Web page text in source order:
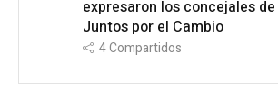
expresaron los concejales
Juntos por el Cambio
4Compartidos